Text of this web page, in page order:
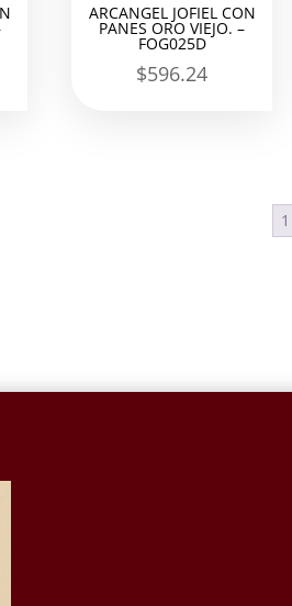
ARCANGEL JOFIEL CON
PANES ORO VIEJO. –
FOG025D
$596.24
1